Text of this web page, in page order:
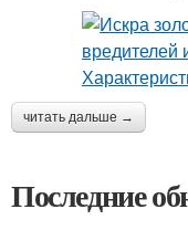
читать дальше →
Последние